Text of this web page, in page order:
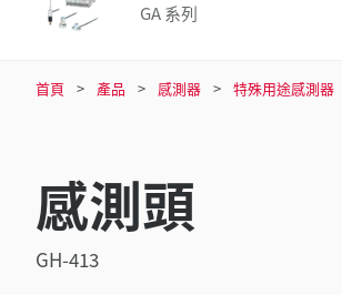
GA 系列
首頁 產品 感測器 特殊用途感測器
感測頭
GH-413